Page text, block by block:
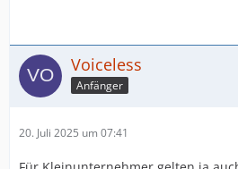
Voiceless
Anfänger
20. Juli 2025 um 07:41